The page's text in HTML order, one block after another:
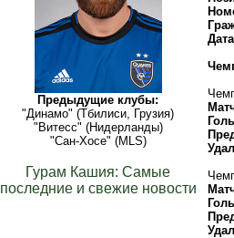
Предыдущие клубы:
"Динамо" (Тбилиси, Грузия)
"Витесс" (Нидерланды)
"Сан-Хосе" (MLS)
Гурам Кашия: Самые
последние и свежие новости